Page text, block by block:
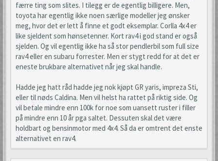
færre ting som slites. I tilegg er de egentlig billigere. Men,
toyota har egentlig ikke noen særlige modeller jeg ønsker
meg, hvor det er lett å finne et godt eksemplar. Corlla 4x4 er
like sjeldent som hønsetenner. Kort rav4 i god stand er også
sjelden. Og vil egentlig ikke ha så stor pendlerbil som full size
rav4 eller en subaru forrester. Men er stygt redd for at det er
eneste brukbare alternativet når jeg skal handle.
Hadde jeg hatt råd hadde jeg nok kjøpt GR yaris, impreza Sti,
eller til nøds Caldina. Men vil helst ha rattet på riktig side. Og
vil betale mindre enn 100k for noe som uansett ruster i filler
på mindre enn 10 år pga saltet. Dessuten skal det være
holdbart og bensinmotor med 4x4. Så da er omtrent det enste
alternativet en rav4.